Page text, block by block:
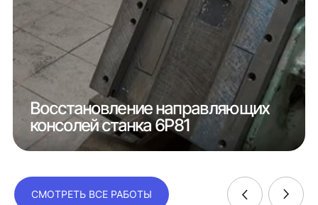
Восстановление направляющих
консолей станка 6Р81
СМОТРЕТЬ ВСЕ РАБОТЫ